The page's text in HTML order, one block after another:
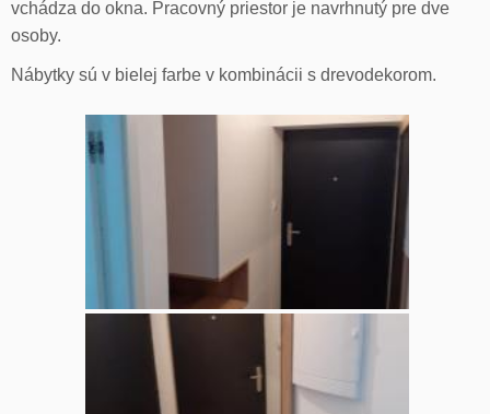
vchádza do okna. Pracovný priestor je navrhnutý pre dve
osoby.
Nábytky sú v bielej farbe v kombinácii s drevodekorom.